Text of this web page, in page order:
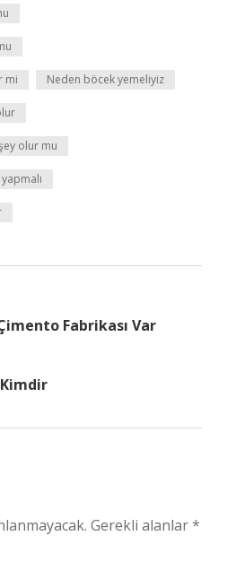
mi Neden böcek yemeliyiz
olur mu
Fabrikası Var
Gerekli alanlar*